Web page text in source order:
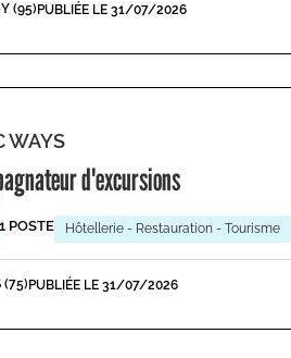
(95) PUBLIÉE LE 31/07/2026
WAYS
d'excursions
1 POSTE Hôtellerie - Restauration - Tourisme
(75) PUBLIÉE LE 31/07/2026